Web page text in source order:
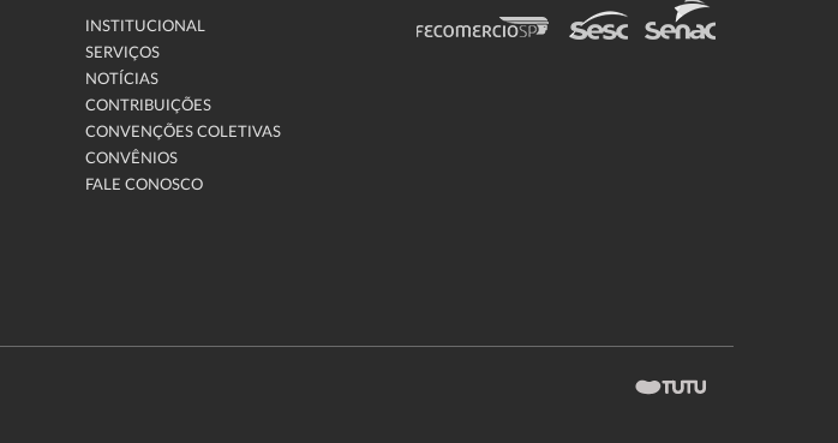
INSTITUCIONAL
SERVIÇOS
NOTÍCIAS
CONTRIBUIÇÕES
CONVENÇÕES COLETIVAS
CONVÊNIOS
FALE CONOSCO